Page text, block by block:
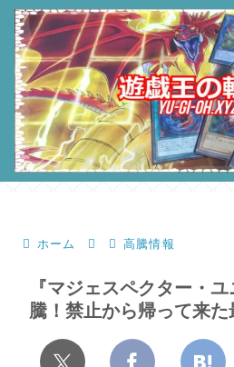
ホーム 高騰情報
『マジェスペクター・
騰！禁止から帰って来た